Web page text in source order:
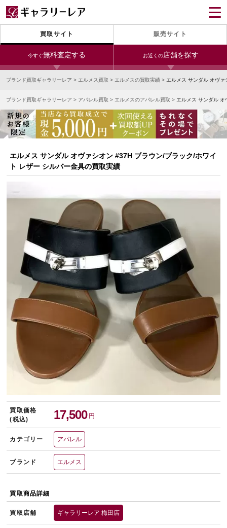
買取サイト 販売サイト
今すぐ無料査定する お近くの店舗を探す
24時間受付（対応時間10:00～19:00）
宅配買取を申し込む
無料の宅配キットをお届けします
今すぐ電話査定
受付時間 10:00～19:00
銀座本店 青山表参道店 新宿東口店
小田急新宿店 LAB東京 名古屋大須店
なんば店 神戸元町(三宮)店
中野ブロードウェイ
宅配買取を申し込む
無料の宅配キットをお届けします
ブランド買取ギャラリーレア > エルメス買取 > エルメスの買取実績 > エルメス サンダル オヴ
ブランド買取ギャラリーレア > アパレル買取 > エルメスのアパレル買取 > エルメス サンダル
エルメス サンダル オヴァシオン #37H ブラウン/ブラック/ホワイ
ト レザー シルバー金具の買取実績
買取価格
(税込)
17,500 円
カテゴリー アパレル
ブランド エルメス
買取商品詳細
買取店舗 ギャラリーレア 梅田店